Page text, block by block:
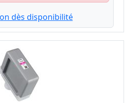
dès disponibilité